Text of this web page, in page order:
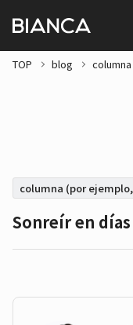
TOP blog
columna (por
Sonreír en